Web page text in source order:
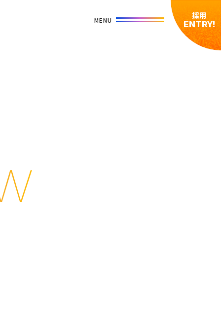
採用
ENTRY!